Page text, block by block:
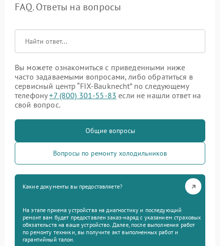
FAQ. Ответы на вопросы
Вы можете ознакомиться с приведенными ниже
часто задаваемыми вопросами, либо обратиться в
сервисный центр “FIX-Bauknecht” по следующему
телефону+7 (800) 301-55-83 если не нашли ответ на
свой вопрос.
Общие вопросы
Вопросы по ремонту холодильников
Какие документы вы предоставляете?
На этапе приема устройства на диагностику и последующий
ремонт вам будет предоставлен заказ-наряд с указанием страховых
обязательств на ваше устройство. Далее, после выполнения работ
по ремонту техники, вы получите акт выполненных работ и
гарантийный талон.